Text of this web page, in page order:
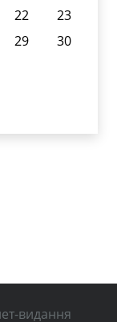
22
23
29
30
видання